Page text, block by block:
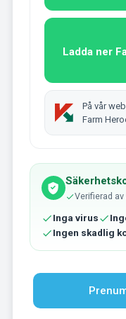
Ladda ner
På vår
Farm
Verifierad av
Inga virus
Ingen skadlig